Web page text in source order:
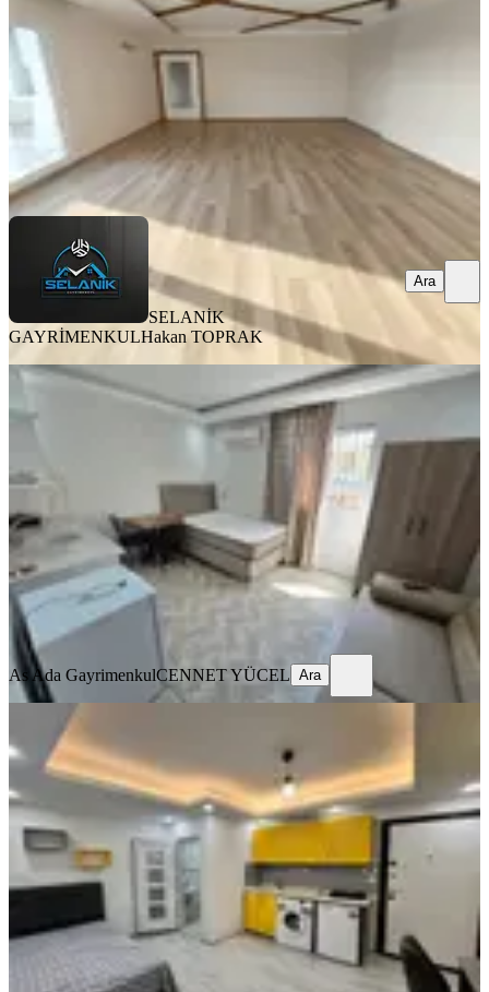
3+1·160 m²·14. Kat·06.08.2026
35.000 ₺
SELANİK GAYRİMENKUL Hakan TOPRAK
Ara
SELANİK
GAYRİMENKULHakan TOPRAK
Ara
ÖNE ÇIKAN
Barajyoluna Yakın Genişş 1+0 Eşyalı
Daire✅️
Seyhan, Yeşilyurt Mahallesi
· 03.08.2026
14.000 ₺
As Ada Gayrimenkul CENNET YÜCEL
Ara
As Ada GayrimenkulCENNET YÜCEL Ara
ÖNE ÇIKAN
Daire️
Seyhan, Yenibaraj Mahallesi
Stüdyo·45 m² ·2. Kat
14.000 ₺
As Ada GayrimenkulCENNET YÜCEL